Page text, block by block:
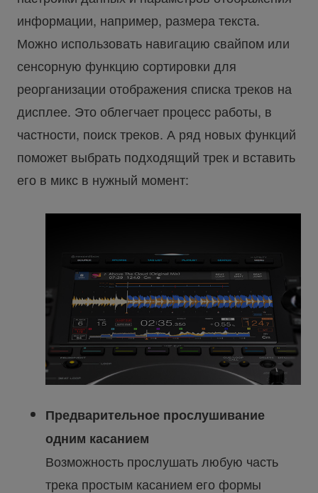
информации, например, размера текста.
Можно использовать навигацию свайпом или
сенсорную функцию сортировки для
реорганизации отображения списка треков на
дисплее. Это облегчает процесс работы, в
частности, поиск треков. А ряд новых функций
поможет выбрать подходящий трек и вставить
его в микс в нужный момент:
Предварительное прослушивание
одним касанием
Возможность прослушать любую часть
трека простым касанием его формы